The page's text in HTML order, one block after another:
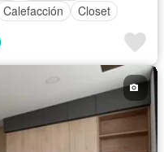
Calefacción
Closet